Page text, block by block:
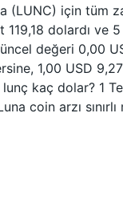
(LUNC) için tüm
dolardı ve
değeri 0,00
1,00 USD
kaç dolar? 1
coin arzı